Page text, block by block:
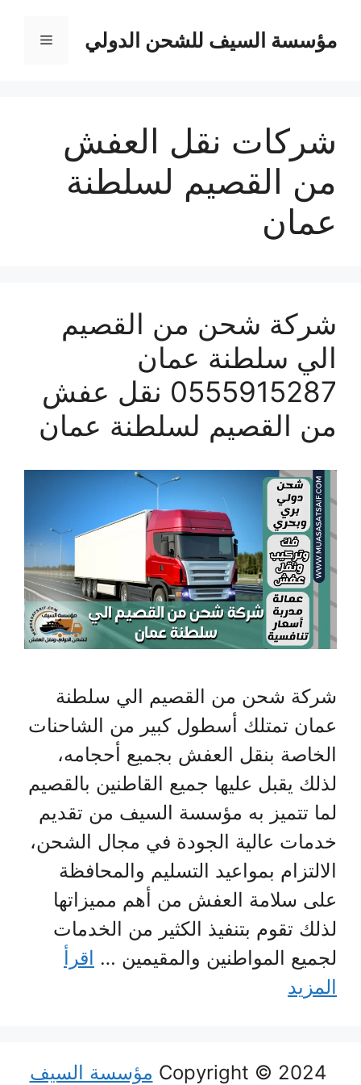
المحتوىمؤسسة السيف للشحن الدولي القائمة
شركات نقل العفش
من القصيم لسلطنة
عمان
شركة شحن من القصيم
الي سلطنة عمان
0555915287 نقل عفش
من القصيم لسلطنة عمان
شركة شحن من القصيم الي سلطنة
عمان تمتلك أسطول كبير من الشاحنات
الخاصة بنقل العفش بجميع أحجامه،
لذلك يقبل عليها جميع القاطنين بالقصيم
لما تتميز به مؤسسة السيف من تقديم
خدمات عالية الجودة في مجال الشحن،
الالتزام بمواعيد التسليم والمحافظة
على سلامة العفش من أهم مميزاتها
لذلك تقوم بتنفيذ الكثير من الخدمات
لجميع المواطنين والمقيمين … اقرأ
المزيد
مؤسسة السيف